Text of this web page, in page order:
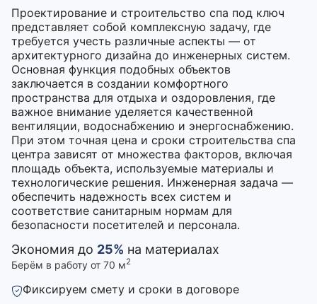
Проектирование и строительство спа под ключ
представляет собой комплексную задачу, где
требуется учесть различные аспекты — от
архитектурного дизайна до инженерных систем.
Основная функция подобных объектов
заключается в создании комфортного
пространства для отдыха и оздоровления, где
важное внимание уделяется качественной
вентиляции, водоснабжению и энергоснабжению.
При этом точная цена и сроки строительства спа
центра зависят от множества факторов, включая
площадь объекта, используемые материалы и
технологические решения. Инженерная задача —
обеспечить надежность всех систем и
соответствие санитарным нормам для
безопасности посетителей и персонала.
Экономия до 25% на материалах
Берём в работу от 70 м2
Фиксируем смету и сроки в договоре